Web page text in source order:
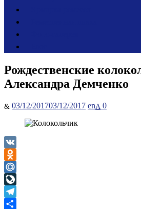
Рождественские
Александра Демченко
Posted
03/12/201703/12/2017Author
en 0
VK
Odnoklassniki
Mail.Ru
LiveJournal
Telegram